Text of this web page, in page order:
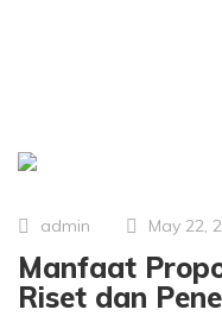
admin May 22,
Manfaat
Riset dan